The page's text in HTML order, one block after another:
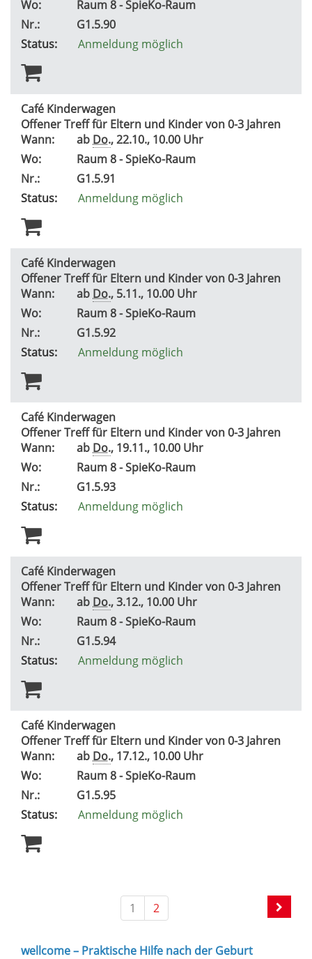
Wo:
Raum 8 - SpieKo-Raum
Nr.:
G1.5.90
Status:
Anmeldung möglich
Café Kinderwagen
Offener Treff für Eltern und Kinder von 0-3 Jahren
Wann:
ab Do., 22.10., 10.00 Uhr
Wo:
Raum 8 - SpieKo-Raum
Nr.:
G1.5.91
Status:
Anmeldung möglich
Café Kinderwagen
Offener Treff für Eltern und Kinder von 0-3 Jahren
Wann:
ab Do., 5.11., 10.00 Uhr
Wo:
Raum 8 - SpieKo-Raum
Nr.:
G1.5.92
Status:
Anmeldung möglich
Café Kinderwagen
Offener Treff für Eltern und Kinder von 0-3 Jahren
Wann:
ab Do., 19.11., 10.00 Uhr
Wo:
Raum 8 - SpieKo-Raum
Nr.:
G1.5.93
Status:
Anmeldung möglich
Café Kinderwagen
Offener Treff für Eltern und Kinder von 0-3 Jahren
Wann:
ab Do., 3.12., 10.00 Uhr
Wo:
Raum 8 - SpieKo-Raum
Nr.:
G1.5.94
Status:
Anmeldung möglich
Café Kinderwagen
Offener Treff für Eltern und Kinder von 0-3 Jahren
Wann:
ab Do., 17.12., 10.00 Uhr
Wo:
Raum 8 - SpieKo-Raum
Nr.:
G1.5.95
Status:
Anmeldung möglich
1 2
wellcome – Praktische Hilfe nach der Geburt